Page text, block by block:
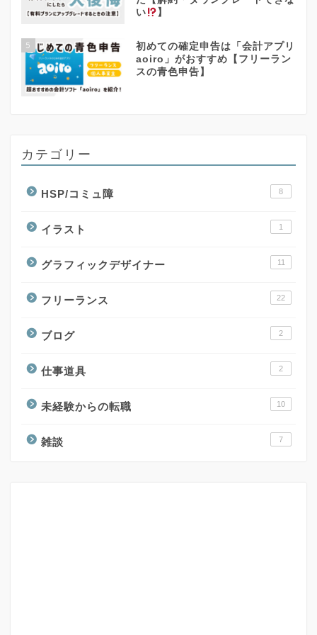
い
】
5
初めての確定申告は「会計アプリ
aoiro」がおすすめ【フリーラン
スの青色申告】
カテゴリー
HSP/コミュ障 8
イラスト 1
グラフィックデザイナー 11
フリーランス 22
ブログ 2
仕事道具 2
未経験からの転職 10
雑談 7